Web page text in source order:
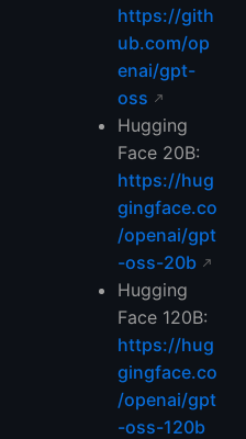
https://gith
ub.com/op
enai/gpt-
oss
Hugging
Face 20B:
https://hug
gingface.co
/openai/gpt
-oss-20b
Hugging
Face 120B:
https://hug
gingface.co
/openai/gpt
-oss-120b